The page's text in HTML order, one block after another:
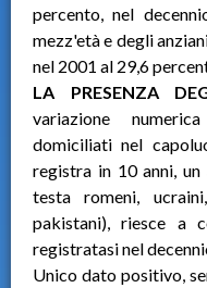
percento, nel
mezz'età e degli
nel 2001 al 29,6
LA PRESENZA
variazione
domiciliati nel
registra in 10 anni,
testa romeni,
pakistani), riesce a
registratasi nel
Unico dato positivo,